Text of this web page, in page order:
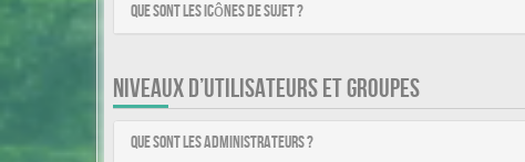
Que sont les icônes de sujet ?
NIVEAUX D’UTILISATEURS ET GROUPES
Que sont les administrateurs ?